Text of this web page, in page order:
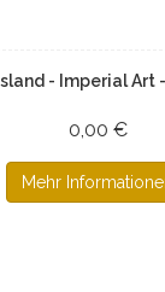
- Imperial
0,00 €
Mehr